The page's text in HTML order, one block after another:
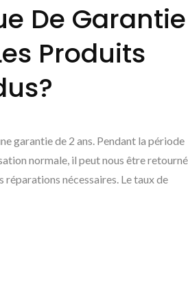
De Garantie
Produits
garantie de 2 ans. Pendant la période
normale, il peut nous être
nécessaires. Le taux de